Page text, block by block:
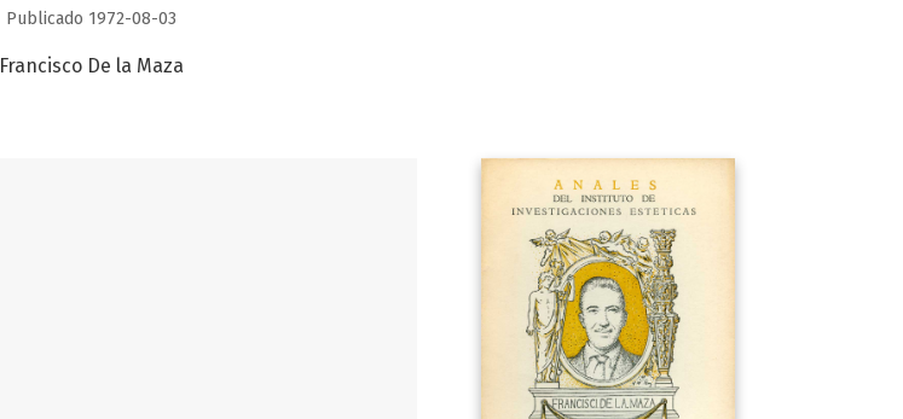
Publicado 1972-08-03
Francisco De la Maza